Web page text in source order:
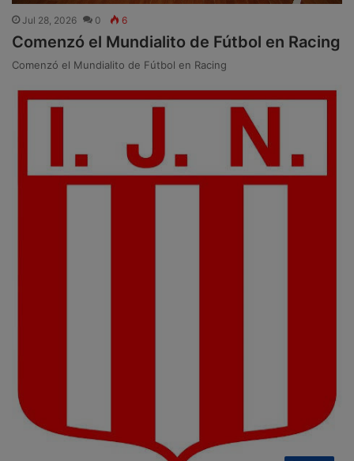
Jul 28, 2026 0 6
Comenzó el Mundialito de Fútbol en Racing
Comenzó el Mundialito de Fútbol en Racing